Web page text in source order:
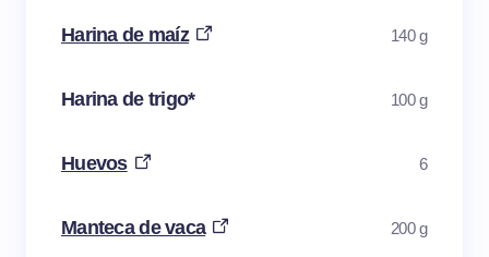
Harina de maíz 140 g
Harina de trigo* 100 g
Huevos 6
Manteca de vaca 200 g